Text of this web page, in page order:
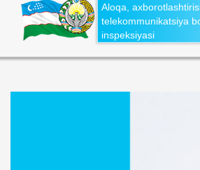
Aloqa,
telekommunikatsiya
inspeksiyasi